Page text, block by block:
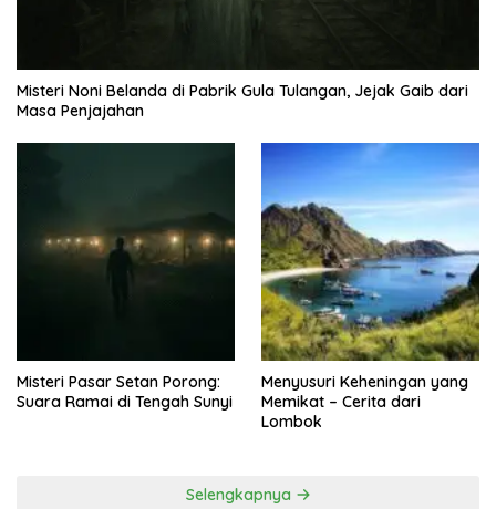
Misteri Noni Belanda di Pabrik Gula Tulangan, Jejak Gaib dari
Masa Penjajahan
Misteri Pasar Setan Porong:
Suara Ramai di Tengah Sunyi
Menyusuri Keheningan yang
Memikat – Cerita dari
Lombok
Selengkapnya